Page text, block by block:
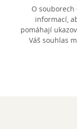
appce
knih
O
informací,
pomáhají
Váš souhlas